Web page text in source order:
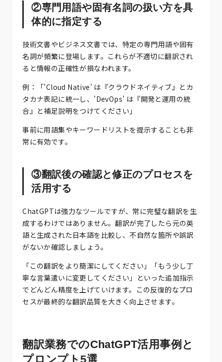
②専門用語や固有名詞の扱い方を具
体的に指定する
技術文書やビジネス文書では、特定の専門用語や固有
名詞が頻繁に登場します。これらが不適切に翻訳され
ると情報の正確性が損なわれます。
例：「’Cloud Native’ は『クラウドネイティブ』とカ
タカナ表記に統一し、’DevOps’ は『開発と運用の統
合』と補足説明をつけてください」
事前に用語集やキーワードリストを提示することも非
常に有効です。
③翻訳後の確認と修正のプロセスを
活用する
ChatGPTは強力なツールですが、常に完璧な翻訳を生
成するわけではありません。翻訳が完了したら元の英
語と生成された日本語を比較し、不自然な箇所や誤訳
がないか確認しましょう。
「この翻訳をより簡潔にしてください」「もう少し丁
寧な言葉遣いに変更してください」といった追加指示
でどんどん精度を上げていけます。この反復的なプロ
セスが最終的な翻訳品質を大きく向上させます。
翻訳業務でのChatGPT活用事例と
プロンプト5選